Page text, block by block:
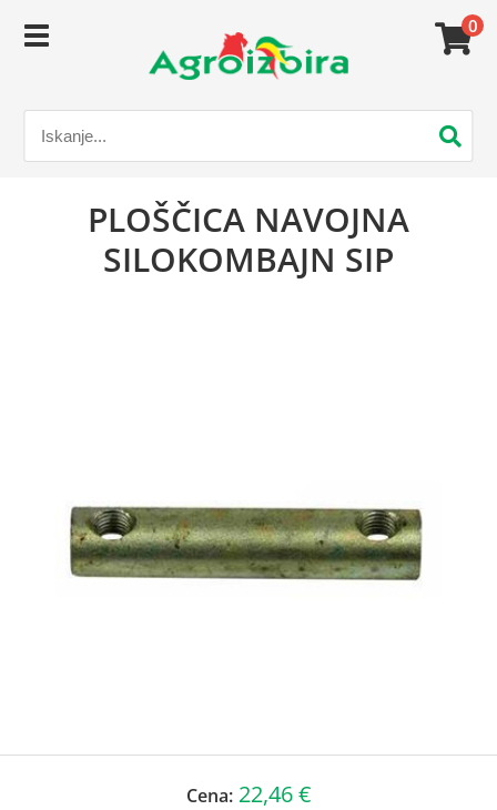
0
PLOŠČICA NAVOJNA
SILOKOMBAJN SIP
Cena: 22,46 €